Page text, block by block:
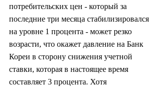
потребительских цен - который за
последние три месяца стабилизировался
на уровне 1 процента - может резко
возрасти, что окажет давление на Банк
Кореи в сторону снижения учетной
ставки, которая в настоящее время
составляет 3 процента. Хотя